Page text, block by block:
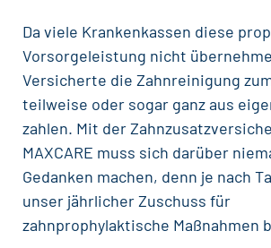
Da viele Krankenkassen diese
Vorsorgeleistung nicht
Versicherte die Zahnreinigung
teilweise oder sogar ganz aus
zahlen. Mit der
MAXCARE muss sich darüber
Gedanken machen, denn je nach
unser jährlicher Zuschuss für
zahnprophylaktische Maßnahmen